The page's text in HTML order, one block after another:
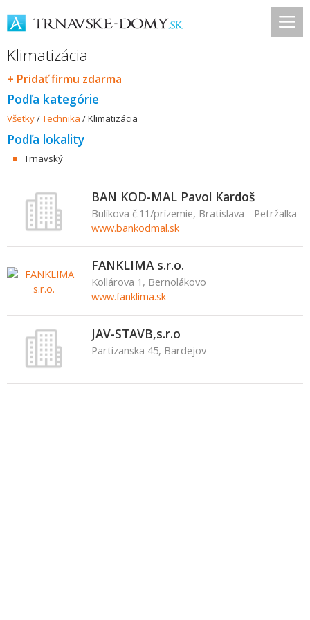
Klimatizácia
+ Pridať firmu zdarma
Podľa kategórie
Všetky/Technika /Klimatizácia
Podľa lokality
Trnavský
BAN KOD-MAL Pavol Kardoš
Bulíkova č.11/prízemie, Bratislava - Petržalka
www.bankodmal.sk
FANKLIMA s.r.o.
Kollárova 1, Bernolákovo
www.fanklima.sk
JAV-STAVB,s.r.o
Partizanska 45, Bardejov